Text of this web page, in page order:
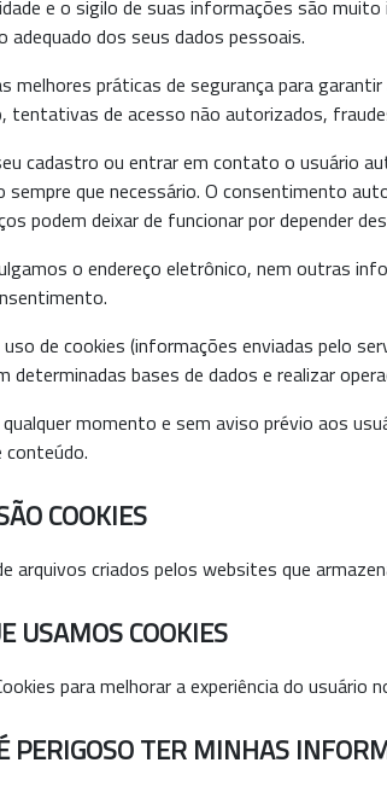
e o sigilo de suas informações são
adequado dos seus dados pessoais.
melhores práticas de segurança para
tentativas de acesso não autorizados,
cadastro ou entrar em contato o usuário
sempre que necessário. O consentimento
podem deixar de funcionar por depender
o endereço eletrônico, nem outras
de cookies (informações enviadas pelo
determinadas bases de dados e realizar
momento e sem aviso prévio aos
COOKIES
arquivos criados pelos websites que
USAMOS COOKIES
para melhorar a experiência do
PERIGOSO TER MINHAS